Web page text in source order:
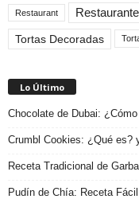
Restaurant Restaurante
Tortas Decoradas
Lo Último
Chocolate de Dubai:
Crumbl Cookies: ¿Qué es?
Receta Tradicional de
Pudín de Chía: Receta